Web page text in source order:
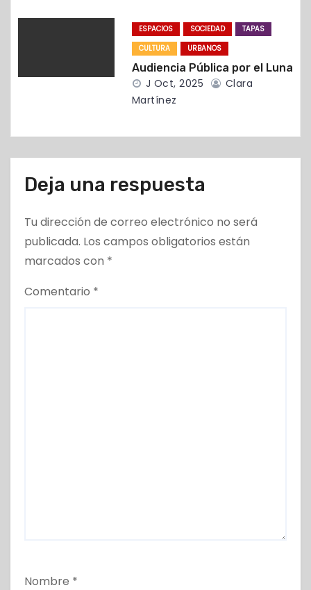
a
a
ESPACIOS SOCIEDAD
TAPAS
CULTURA
URBANOS
Audiencia Pública por el Luna
J Oct, 2025
Clara
Martínez
Deja una respuesta
Tu dirección de correo electrónico no será
publicada. Los campos obligatorios están
marcados con *
Comentario *
Nombre *